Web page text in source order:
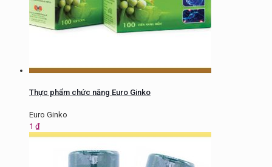
Thực phẩm chức năng Euro Ginko
Euro Ginko
1 ₫